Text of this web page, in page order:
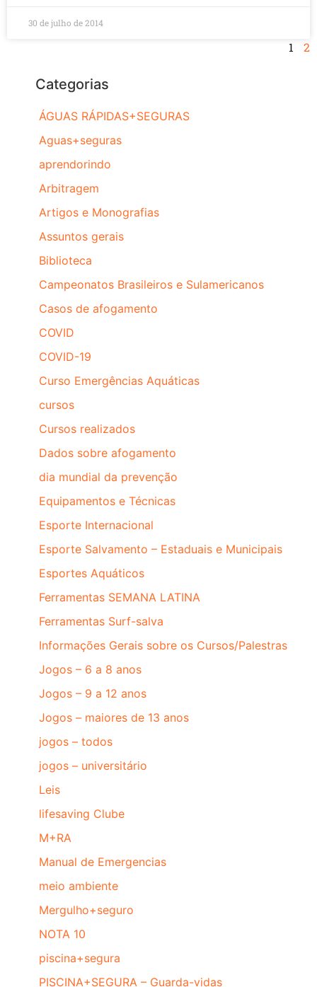
30 de julho de 2014
1 2
Categorias
ÁGUAS RÁPIDAS+SEGURAS
Aguas+seguras
aprendorindo
Arbitragem
Artigos e Monografias
Assuntos gerais
Biblioteca
Campeonatos Brasileiros e Sulamericanos
Casos de afogamento
COVID
COVID-19
Curso Emergências Aquáticas
cursos
Cursos realizados
Dados sobre afogamento
dia mundial da prevenção
Equipamentos e Técnicas
Esporte Internacional
Esporte Salvamento – Estaduais e Municipais
Esportes Aquáticos
Ferramentas SEMANA LATINA
Ferramentas Surf-salva
Informações Gerais sobre os Cursos/Palestras
Jogos – 6 a 8 anos
Jogos – 9 a 12 anos
Jogos – maiores de 13 anos
jogos – todos
jogos – universitário
Leis
lifesaving Clube
M+RA
Manual de Emergencias
meio ambiente
Mergulho+seguro
NOTA 10
piscina+segura
PISCINA+SEGURA – Guarda-vidas